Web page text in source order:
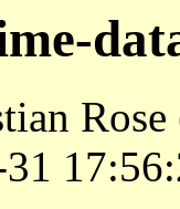
Rose